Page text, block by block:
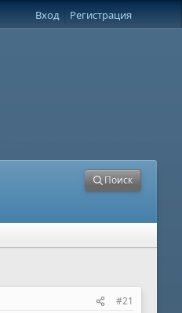
Вход Регистрация
Поиск
#21